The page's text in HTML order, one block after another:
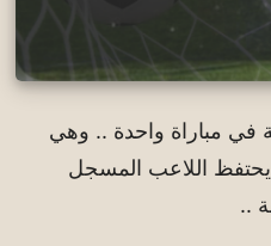
في مباراة واحدة .. وهي
يحتفظ اللاعب المسجل
..